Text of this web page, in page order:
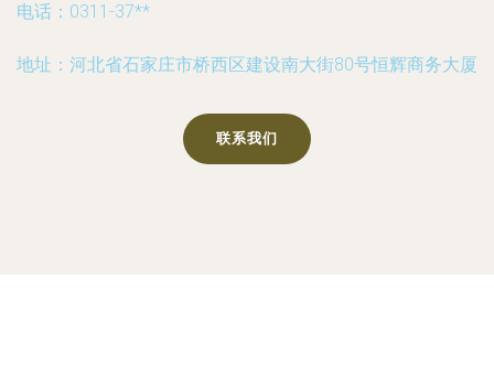
电话：0311-37**
地址：河北省石家庄市桥西区建设南大街80号恒辉商务大厦
联系我们